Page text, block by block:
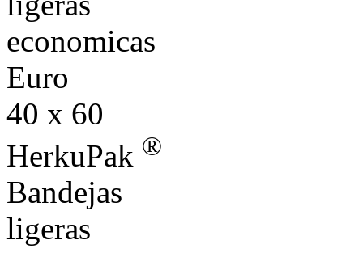
economicas
Euro
40 x 60
HerkuPak ®
Bandejas
ligeras